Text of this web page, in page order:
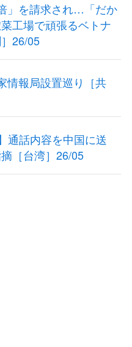
」を請求され…「だか
工場で頑張るベトナ
26/05
報局設置巡り［共
通話内容を中国に送
［台湾］26/05